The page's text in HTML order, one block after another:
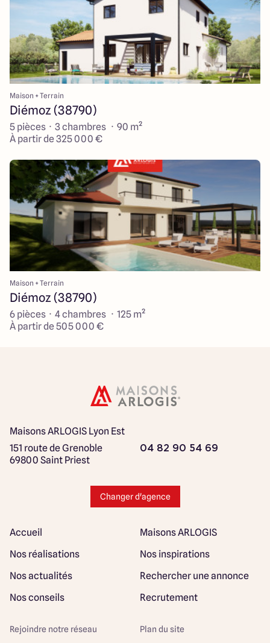
Maison + Terrain
Diémoz (38790)
5 pièces · 3 chambres · 90 m²
À partir de 325 000 €
Maison + Terrain
Diémoz (38790)
6 pièces · 4 chambres · 125 m²
À partir de 505 000 €
Maisons ARLOGIS Lyon Est
151 route de Grenoble
69800 Saint Priest
04 82 90 54 69
Changer d'agence
Accueil
Maisons ARLOGIS
Nos réalisations
Nos inspirations
Nos actualités
Rechercher une annonce
Nos conseils
Recrutement
Rejoindre notre réseau Plan du site